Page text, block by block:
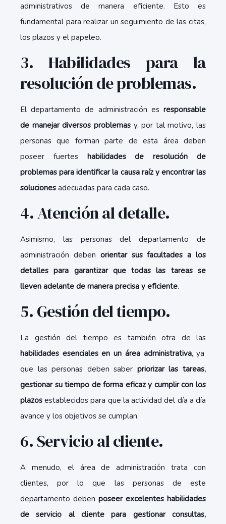
administrativos de manera eficiente. Esto es
fundamental para realizar un seguimiento de las citas,
los plazos y el papeleo.
3. Habilidades para la
resolución de problemas.
El departamento de administración es responsable
de manejar diversos problemas y, por tal motivo, las
personas que forman parte de esta área deben
poseer fuertes habilidades de resolución de
problemas para identificar la causa raíz y encontrar las
soluciones adecuadas para cada caso.
4. Atención al detalle.
Asimismo, las personas del departamento de
administración deben orientar sus facultades a los
detalles para garantizar que todas las tareas se
lleven adelante de manera precisa y eficiente.
5. Gestión del tiempo.
La gestión del tiempo es también otra de las
habilidades esenciales en un área administrativa, ya
que las personas deben saber priorizar las tareas,
gestionar su tiempo de forma eficaz y cumplir con los
plazosestablecidos para que la actividad del día a día
avance y los objetivos se cumplan.
6. Servicio al cliente.
A menudo, el área de administración trata con
clientes, por lo que las personas de este
departamento deben poseer excelentes habilidades
de servicio al cliente para gestionar consultas,